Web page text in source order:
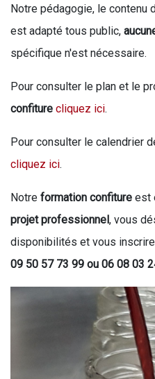
Notre pédagogie, le contenu
est adapté tous public,
spécifique n'est nécessaire.
Pour consulter le plan et le
confiture cliquez ici.
Pour consulter le calendrier
cliquez ici.
Notre formation confiture est
projet professionnel, vous
disponibilités et vous
09 50 57 73 99 ou 06 08 03